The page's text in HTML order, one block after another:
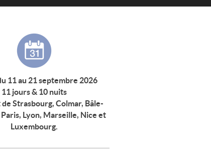
11 au 21 septembre 2026
11 jours & 10 nuits
Strasbourg, Colmar, Bâle-
Lyon, Marseille, Nice et
Luxembourg.